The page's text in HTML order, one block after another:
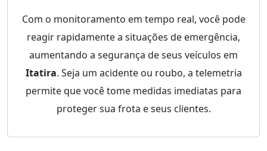
Com o monitoramento em tempo real, você pode
reagir rapidamente a situações de emergência,
aumentando a segurança de seus veículos em
Itatira. Seja um acidente ou roubo, a telemetria
permite que você tome medidas imediatas para
proteger sua frota e seus clientes.